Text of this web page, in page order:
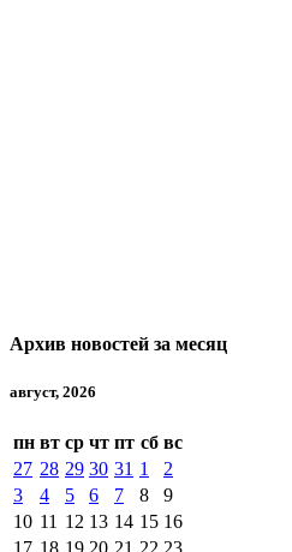
Архив новостей за месяц
август, 2026
пн вт ср чт пт сб вс
27 28 29 30 31 1
2
3
4 5 6 7 8
9
10 11 12 13 14 15 16
17 18 19 20 21 22 23